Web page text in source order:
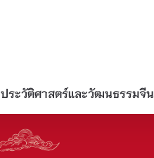
ประวัติศาสตร์และวัฒนธรรมจีน